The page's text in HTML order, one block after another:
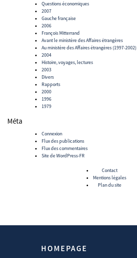
Questions économiques
2007
Gauche française
2006
François Mitterrand
Avant le ministère des Affaires étrangères
Au ministère des Affaires étrangères (1997-2002)
2004
Histoire, voyages, lectures
2003
Divers
Rapports
2000
1996
1979
Méta
Connexion
Flux des publications
Flux des commentaires
Site de WordPress-FR
Contact
Mentions légales
Plan du site
HOMEPAGE